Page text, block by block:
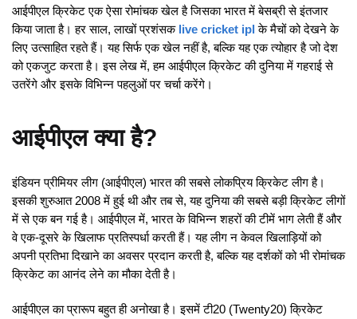
आईपीएल क्रिकेट एक ऐसा रोमांचक खेल है जिसका भारत में बेसब्री से इंतजार
किया जाता है। हर साल, लाखों प्रशंसक live cricket ipl के मैचों को देखने के
लिए उत्साहित रहते हैं। यह सिर्फ एक खेल नहीं है, बल्कि यह एक त्योहार है जो देश
को एकजुट करता है। इस लेख में, हम आईपीएल क्रिकेट की दुनिया में गहराई से
उतरेंगे और इसके विभिन्न पहलुओं पर चर्चा करेंगे।
आईपीएल क्या है?
इंडियन प्रीमियर लीग (आईपीएल) भारत की सबसे लोकप्रिय क्रिकेट लीग है।
इसकी शुरुआत 2008 में हुई थी और तब से, यह दुनिया की सबसे बड़ी क्रिकेट लीगों
में से एक बन गई है। आईपीएल में, भारत के विभिन्न शहरों की टीमें भाग लेती हैं और
वे एक-दूसरे के खिलाफ प्रतिस्पर्धा करती हैं। यह लीग न केवल खिलाड़ियों को
अपनी प्रतिभा दिखाने का अवसर प्रदान करती है, बल्कि यह दर्शकों को भी रोमांचक
क्रिकेट का आनंद लेने का मौका देती है।
आईपीएल का प्रारूप बहुत ही अनोखा है। इसमें टी20 (Twenty20) क्रिकेट